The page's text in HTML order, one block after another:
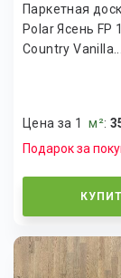
Паркетная
Polar Ясень FP
Country Vanilla...
Цена за 1м²:
Подарок за